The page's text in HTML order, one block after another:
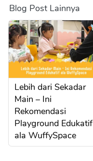
Blog Post Lainnya
Lebih dari Sekadar
Main – Ini
Rekomendasi
Playground Edukatif
ala WuffySpace